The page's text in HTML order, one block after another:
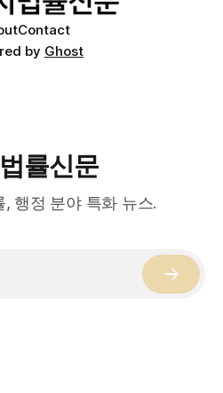
Contact
by Ghost
률신문
행정 분야 특화 뉴스.